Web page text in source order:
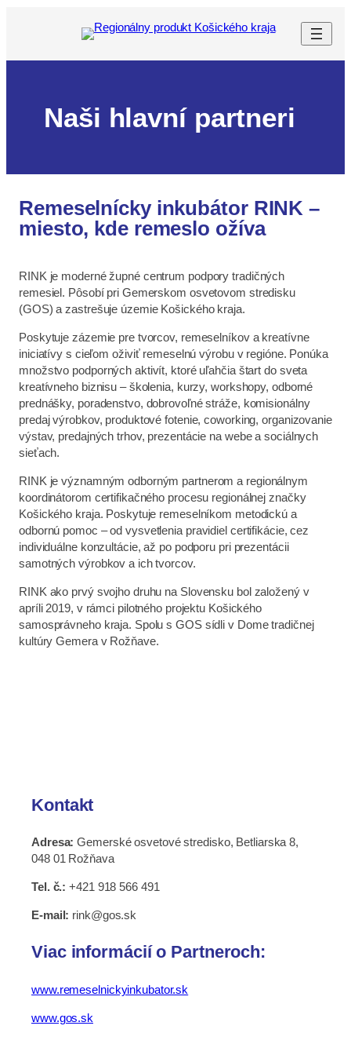
Naši hlavní partneri
Remeselnícky inkubátor RINK –
miesto, kde remeslo ožíva
RINK je moderné župné centrum podpory tradičných
remesiel. Pôsobí pri Gemerskom osvetovom stredisku
(GOS) a zastrešuje územie Košického kraja.
Poskytuje zázemie pre tvorcov, remeselníkov a kreatívne
iniciatívy s cieľom oživiť remeselnú výrobu v regióne. Ponúka
množstvo podporných aktivít, ktoré uľahčia štart do sveta
kreatívneho biznisu – školenia, kurzy, workshopy, odborné
prednášky, poradenstvo, dobrovoľné stráže, komisionálny
predaj výrobkov, produktové fotenie, coworking, organizovanie
výstav, predajných trhov, prezentácie na webe a sociálnych
sieťach.
RINK je významným odborným partnerom a regionálnym
koordinátorom certifikačného procesu regionálnej značky
Košického kraja. Poskytuje remeselníkom metodickú a
odbornú pomoc – od vysvetlenia pravidiel certifikácie, cez
individuálne konzultácie, až po podporu pri prezentácii
samotných výrobkov a ich tvorcov.
RINK ako prvý svojho druhu na Slovensku bol založený v
apríli 2019, v rámci pilotného projektu Košického
samosprávneho kraja. Spolu s GOS sídli v Dome tradičnej
kultúry Gemera v Rožňave.
Kontakt
Adresa: Gemerské osvetové stredisko, Betliarska 8,
048 01 Rožňava
Tel. č.: +421 918 566 491
E-mail: rink@gos.sk
Viac informácií o Partneroch:
www.remeselnickyinkubator.sk
www.gos.sk